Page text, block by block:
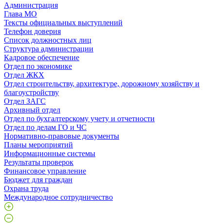
Администрация
Глава МО
Тексты официальных выступлений
Телефон доверия
Список должностных лиц
Структура администрации
Кадровое обеспечение
Отдел по экономике
Отдел ЖКХ
Отдел строительству, архитектуре, дорожному хозяйству и
благоустройству
Отдел ЗАГС
Архивный отдел
Отдел по бухгалтерскому учету и отчетности
Отдел по делам ГО и ЧС
Нормативно-правовые документы
Планы мероприятий
Информационные системы
Результаты проверок
Финансовое управление
Бюджет для граждан
Охрана труда
Международное сотрудничество